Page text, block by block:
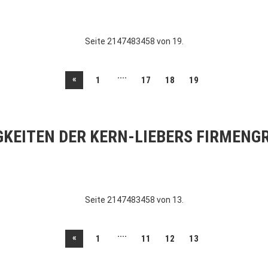
Seite 2147483458 von 19.
« 1 .... 17 18 19
DER KERN-LIEBERS
Seite 2147483458 von 13.
« 1 .... 11 12 13